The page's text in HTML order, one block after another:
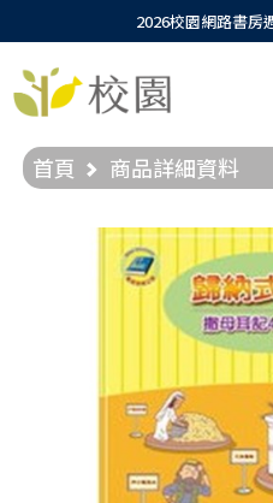
2026校園網路書房
首頁 商品詳細資料